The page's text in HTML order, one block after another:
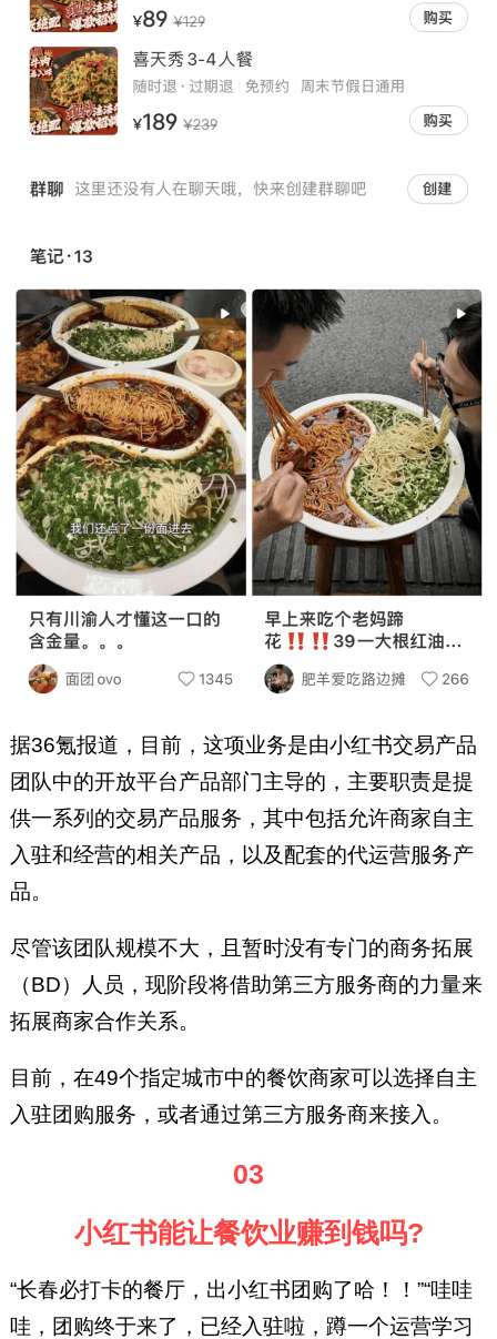
据36氪报道，目前，这项业务是由小红书交易产品
团队中的开放平台产品部门主导的，主要职责是提
供一系列的交易产品服务，其中包括允许商家自主
入驻和经营的相关产品，以及配套的代运营服务产
品。
尽管该团队规模不大，且暂时没有专门的商务拓展
（BD）人员，现阶段将借助第三方服务商的力量来
拓展商家合作关系。
目前，在49个指定城市中的餐饮商家可以选择自主
入驻团购服务，或者通过第三方服务商来接入。
03
小红书能让餐饮业赚到钱吗?
“长春必打卡的餐厅，出小红书团购了哈！！”“哇哇
哇，团购终于来了，已经入驻啦，蹲一个运营学习